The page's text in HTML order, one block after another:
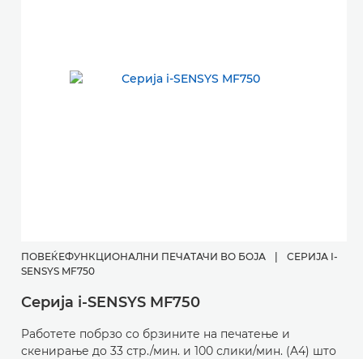
ПОВЕЌЕФУНКЦИОНАЛНИ ПЕЧАТАЧИ ВО БОЈА
СЕРИЈА I-
SENSYS MF750
Серија i-SENSYS MF750
Работете побрзо со брзините на печатење и
скенирање до 33 стр./мин. и 100 слики/мин. (A4) што